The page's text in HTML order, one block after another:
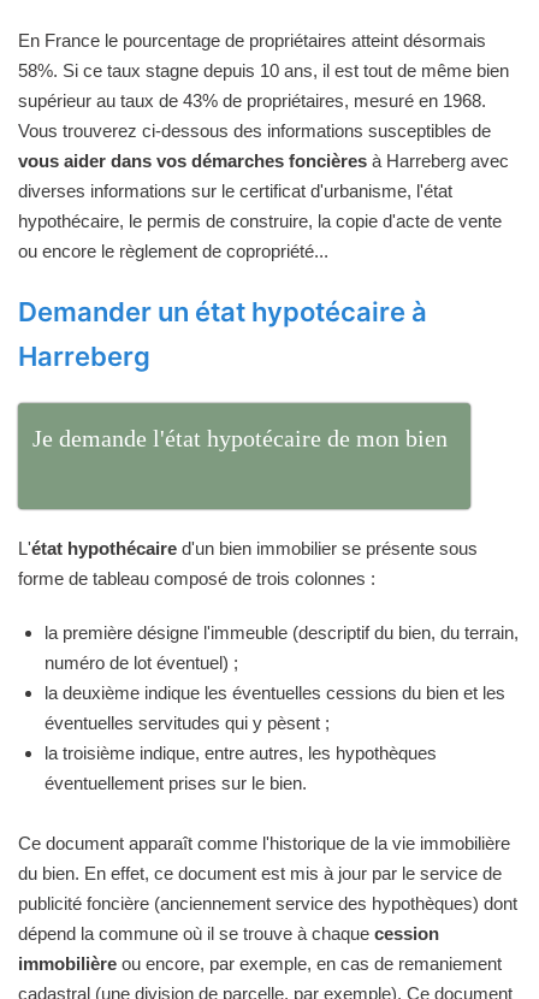
En France le pourcentage de propriétaires atteint désormais
58%. Si ce taux stagne depuis 10 ans, il est tout de même bien
supérieur au taux de 43% de propriétaires, mesuré en 1968.
Vous trouverez ci-dessous des informations susceptibles de
vous aider dans vos démarches foncières à Harreberg avec
diverses informations sur le certificat d'urbanisme, l'état
hypothécaire, le permis de construire, la copie d'acte de vente
ou encore le règlement de copropriété...
Demander un état hypotécaire à
Harreberg
Je demande l'état hypotécaire de mon bien
L'état hypothécaire d'un bien immobilier se présente sous
forme de tableau composé de trois colonnes :
la première désigne l'immeuble (descriptif du bien, du terrain,
numéro de lot éventuel) ;
la deuxième indique les éventuelles cessions du bien et les
éventuelles servitudes qui y pèsent ;
la troisième indique, entre autres, les hypothèques
éventuellement prises sur le bien.
Ce document apparaît comme l'historique de la vie immobilière
du bien. En effet, ce document est mis à jour par le service de
publicité foncière (anciennement service des hypothèques) dont
dépend la commune où il se trouve à chaque cession
immobilière ou encore, par exemple, en cas de remaniement
cadastral (une division de parcelle, par exemple). Ce document